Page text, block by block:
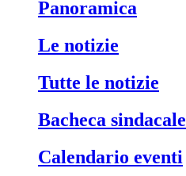
panoramica
le notizie
tutte le notizie
bacheca sindacale
calendario eventi